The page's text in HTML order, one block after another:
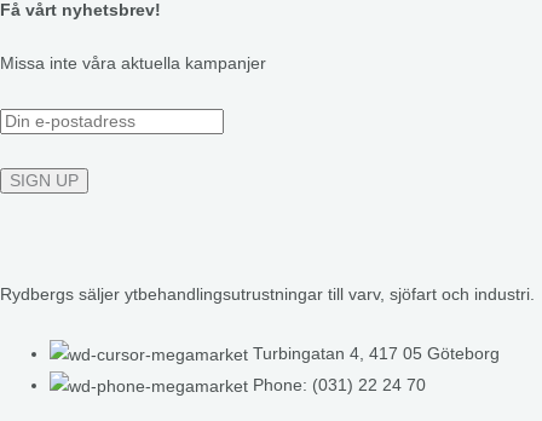
Få vårt nyhetsbrev!
Missa inte våra aktuella kampanjer
Rydbergs säljer ytbehandlingsutrustningar till varv, sjöfart och industri.
Turbingatan 4, 417 05 Göteborg
Phone: (031) 22 24 70